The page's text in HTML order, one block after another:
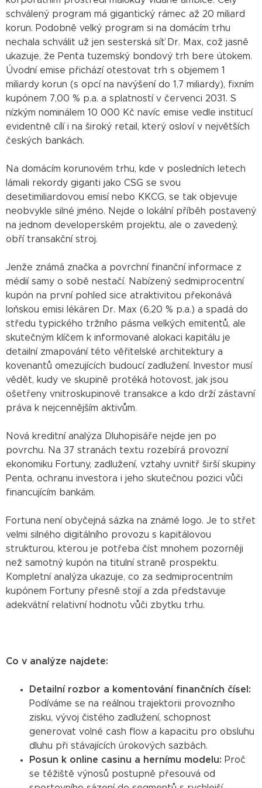
schválený program má gigantický rámec až 20 miliard
korun. Podobně velký program si na domácím trhu
nechala schválit už jen sesterská síť Dr. Max, což jasně
ukazuje, že Penta tuzemský bondový trh bere útokem.
Úvodní emise přichází otestovat trh s objemem 1
miliardy korun (s opcí na navýšení do 1,7 miliardy), fixním
kupónem 7,00 % p.a. a splatností v červenci 2031. S
nízkým nominálem 10 000 Kč navíc emise vedle institucí
evidentně cílí i na široký retail, který osloví v největších
českých bankách.
Na domácím korunovém trhu, kde v posledních letech
lámali rekordy giganti jako CSG se svou
desetimiliardovou emisí nebo KKCG, se tak objevuje
neobvykle silné jméno. Nejde o lokální příběh postavený
na jednom developerském projektu, ale o zavedený,
obří transakční stroj.
Jenže známá značka a povrchní finanční informace z
médií samy o sobě nestačí. Nabízený sedmiprocentní
kupón na první pohled sice atraktivitou překonává
loňskou emisi lékáren Dr. Max (6,20 % p.a.) a spadá do
středu typického tržního pásma velkých emitentů, ale
skutečným klíčem k informované alokaci kapitálu je
detailní zmapování této věřitelské architektury a
kovenantů omezujících budoucí zadlužení. Investor musí
vědět, kudy ve skupině protéká hotovost, jak jsou
ošetřeny vnitroskupinové transakce a kdo drží zástavní
práva k nejcennějším aktivům.
Nová kreditní analýza Dluhopisáře nejde jen po
povrchu. Na 37 stranách textu rozebírá provozní
ekonomiku Fortuny, zadlužení, vztahy uvnitř širší skupiny
Penta, ochranu investora i jeho skutečnou pozici vůči
financujícím bankám.
Fortuna není obyčejná sázka na známé logo. Je to střet
velmi silného digitálního provozu s kapitálovou
strukturou, kterou je potřeba číst mnohem pozorněji
než samotný kupón na titulní straně prospektu.
Kompletní analýza ukazuje, co za sedmiprocentním
kupónem Fortuny přesně stojí a zda představuje
adekvátní relativní hodnotu vůči zbytku trhu.
Co v analýze najdete:
Detailní rozbor a komentování finančních čísel:
Podíváme se na reálnou trajektorii provozního
zisku, vývoj čistého zadlužení, schopnost
generovat volné cash flow a kapacitu pro obsluhu
dluhu při stávajících úrokových sazbách.
Posun k online casinu a hernímu modelu: Proč
se těžiště výnosů postupně přesouvá od